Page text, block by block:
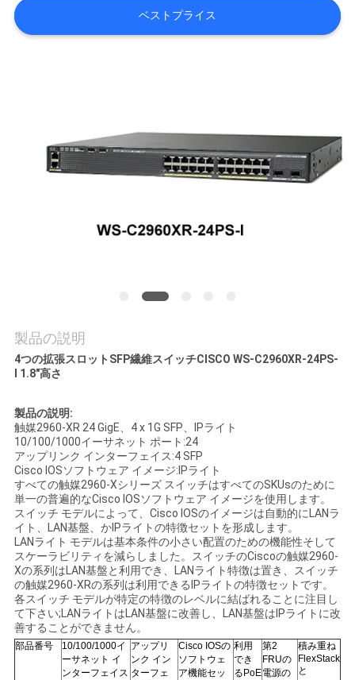
理
絡
く
だ
さ
い
ニ
ュ
ベストプライス
製品の説明
4つの拡張スロットSFP繊維スイッチCISCO WS-C2960XR-24PS-
I 1.8"高さ
製品の説明:
触媒2960-XR 24 GigE、4 x 1G SFP、IPライト
10/100/1000イーサネット ポート:24
アップリンク インターフェイス:4 SFP
Cisco IOSソフトウェア イメージ:IPライト
すべての触媒2960-Xシリーズ スイッチはすべてのSKUsのために
単一の普遍的なCisco IOSソフトウェア イメージを使用します。
スイッチ モデルによって、Cisco IOSのイメージは自動的にLANラ
イト、LAN基盤、かIPライトの特徴セットを形成します。
LANライト モデルは基本条件の小さい配置のための機能性そして
スケーラビリティを減らしました。スイッチのCiscoの触媒2960-
Xの系列はLAN基盤と利用でき、LANライト特徴は置き、スイッチ
の触媒2960-XRの系列は利用できるIPライトの特徴セットです。
各スイッチ モデルが特定の特徴のレベルに結ばれることに注目し
て下さい;LANライトはLAN基盤に改善し、LAN基盤はIPライトに改
善することができません。
部品番号
10/100/1000イ
ーサネット イ
ンターフェイス
アップリ
ンク イン
ターフェ
Cisco IOSの
ソフトウェ
ア機能セッ
利用
でき
るPoE
第2
FRUの
電源の
積み重ね
FlexStack
と